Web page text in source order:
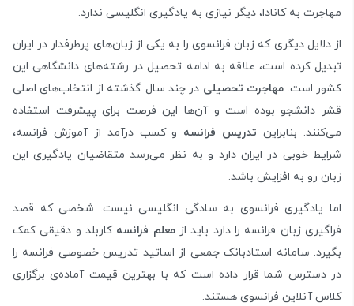
مهاجرت به کانادا، دیگر نیازی به یادگیری انگلیسی ندارد.
از دلایل دیگری که زبان فرانسوی را به یکی از زبان‌های پرطرفدار در ایران
تبدیل کرده است، علاقه‌ به ادامه تحصیل در رشته‌های دانشگاهی این
کشور است. مهاجرت تحصیلی در چند سال گذشته از انتخاب‌های اصلی
قشر دانشجو بوده است و آن‌ها این فرصت برای پیشرفت استفاده
می‌کنند. بنابراین تدریس فرانسه و کسب درآمد از آموزش فرانسه،
شرایط خوبی در ایران دارد و به نظر می‌رسد متقاضیان یادگیری این
زبان رو به افزایش باشد.
اما یادگیری فرانسوی به سادگی انگلیسی نیست. شخصی که قصد
فراگیری زبان فرانسه را دارد باید ازمعلم فرانسه کاربلد و دقیقی کمک
بگیرد. سامانه استادبانک جمعی از اساتید تدریس خصوصی فرانسه را
در دسترس شما قرار داده است که با بهترین قیمت آماده‌ی برگزاری
کلاس آنلاین فرانسوی هستند.